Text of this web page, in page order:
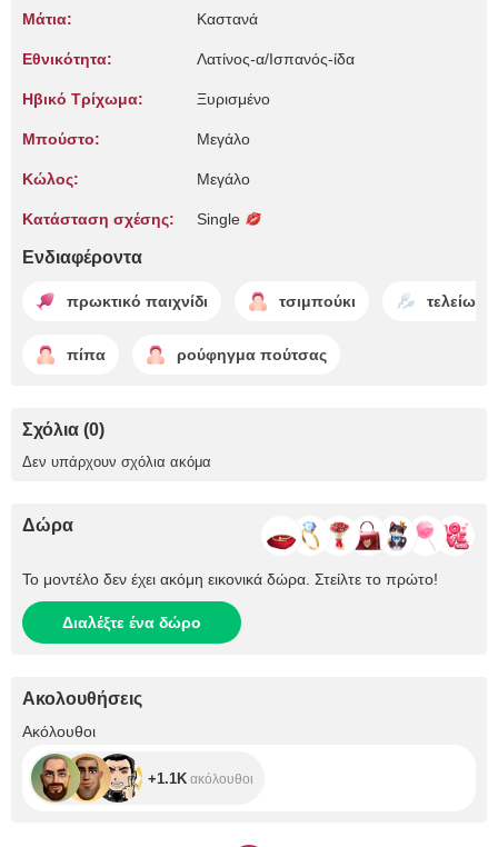
Μάτια: Καστανά
Εθνικότητα: Λατίνος-α/Ισπανός-ίδα
Ηβικό Τρίχωμα: Ξυρισμένο
Μπούστο: Μεγάλο
Κώλος: Μεγάλο
Κατάσταση σχέσης: Single
Ενδιαφέροντα
πρωκτικό παιχνίδι τσιμπούκι τελείωμα
πίπα ρούφηγμα πούτσας
Σχόλια (0)
Δεν υπάρχουν σχόλια ακόμα
Δώρα
Το μοντέλο δεν έχει ακόμη εικονικά δώρα. Στείλτε το πρώτο!
Διαλέξτε ένα δώρο
Ακολουθήσεις
Ακόλουθοι
+1.1K ακόλουθοι